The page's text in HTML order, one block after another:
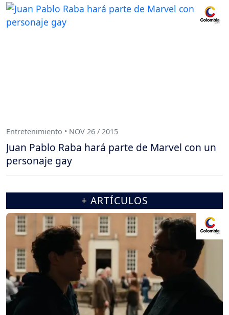
Entretenimiento • NOV 26 / 2015
Juan Pablo Raba hará parte de Marvel con un
personaje gay
+ ARTÍCULOS